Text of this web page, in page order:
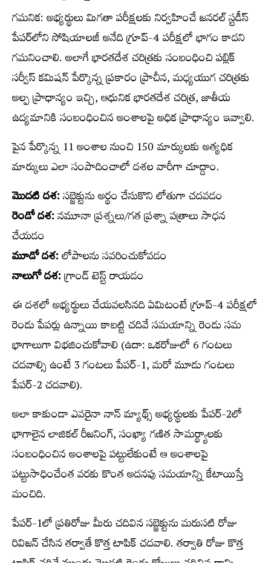
గమనిక: అభ్యర్థులు మిగతా పరీక్షలకు నిర్వహించే జనరల్‌ స్టడీస్‌
పేపర్‌లోని సోషియాలజీ అనేది గ్రూప్‌-4 పరీక్షలో భాగం కాదని
గమనించాలి. అలాగే భారతదేశ చరిత్రకు సంబంధించి పబ్లిక్‌
సర్వీస్‌ కమిషన్‌ పేర్కొన్న ప్రకారం ప్రాచీన, మధ్యయుగ చరిత్రకు
అల్ప ప్రాధాన్యం ఇచ్చి, ఆధునిక భారతదేశ చరిత్ర, జాతీయ
ఉద్యమానికి సంబంధించిన అంశాలపై అధిక ప్రాధాన్యం ఇవ్వాలి.
పైన పేర్కొన్న 11 అంశాల నుంచి 150 మార్కులకు అత్యధిక
మార్కులు ఎలా సంపాదించాలో దశల వారీగా చూద్దాం.
మొదటి దశ:సబ్జెక్టును అర్థం చేసుకొని లోతుగా చదవడం
రెండో దశ:నమూనా ప్రశ్నలు/గత ప్రశ్నా పత్రాలు సాధన
చేయడం
మూడో దశ:లోపాలను సవరించుకోవడం
నాలుగో దశ:గ్రాండ్‌ టెస్ట్‌ రాయడం
ఈ దశలో అభ్యర్థులు చేయవలసినది ఏమిటంటే గ్రూప్‌-4 పరీక్షలో
రెండు పేపర్లు ఉన్నాయి కాబట్టి చదివే సమయాన్ని రెండు సమ
భాగాలుగా విభజించుకోవాలి (ఉదా: ఒకరోజులో 6 గంటలు
చదవాల్సి ఉంటే 3 గంటలు పేపర్‌-1, మరో మూడు గంటలు
పేపర్‌-2 చదవాలి).
అలా కాకుండా ఎవరైనా నాన్‌ మ్యాథ్స్‌ అభ్యర్థులకు పేపర్‌-2లో
భాగాలైన లాజికల్‌ రీజనింగ్‌, సంఖ్యా గణిత సామర్థ్యాలకు
సంబంధించిన అంశాలపై పట్టులేకుంటే ఆ అంశాలపై
పట్టుసాధించేంత వరకు కొంత అదనపు సమయాన్ని కేటాయిస్తే
మంచిది.
పేపర్‌-1లో ప్రతిరోజు మీరు చదివిన సబ్జెక్టును మరుసటి రోజు
రివిజన్‌ చేసిన తర్వాతే కొత్త టాపిక్‌ చదవాలి. తర్వాతి రోజు కొత్త